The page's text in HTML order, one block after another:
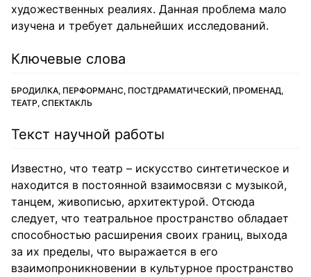
художественных реалиях. Данная проблема мало
изучена и требует дальнейших исследований.
Ключевые слова
БРОДИЛКА, ПЕРФОРМАНС, ПОСТДРАМАТИЧЕСКИЙ, ПРОМЕНАД,
ТЕАТР, СПЕКТАКЛЬ
Текст научной работы
Известно, что театр – искусство синтетическое и
находится в постоянной взаимосвязи с музыкой,
танцем, живописью, архитектурой. Отсюда
следует, что театральное пространство обладает
способностью расширения своих границ, выхода
за их пределы, что выражается в его
взаимопроникновении в культурное пространство